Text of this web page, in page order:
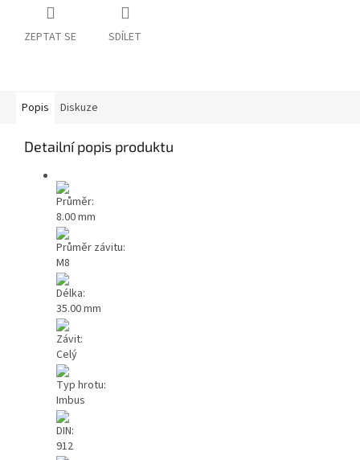
ZEPTAT SE SDÍLET
Popis Diskuze
Detailní popis produktu
Průměr:
8.00 mm
Průměr závitu:
M8
Délka:
35.00 mm
Závit:
Celý
Typ hrotu:
Imbus
DIN:
912